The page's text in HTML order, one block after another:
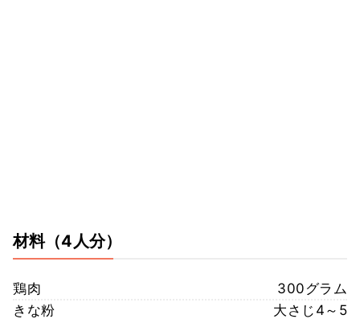
材料（4人分）
鶏肉
300グラム
きな粉
大さじ4～5